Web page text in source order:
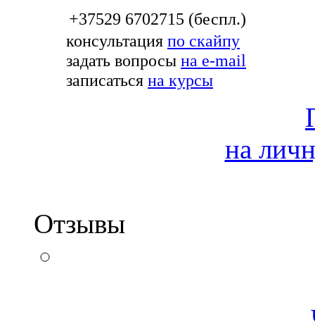
+37529 6702715 (беспл.)
консультация по скайпу
задать вопросы на e-mail
записаться на курсы
на
Отзывы